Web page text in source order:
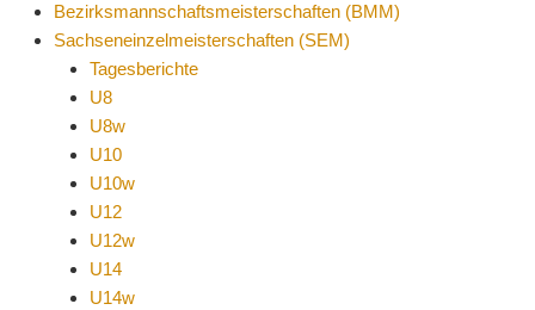
Bezirksmannschaftsmeisterschaften (BMM)
Sachseneinzelmeisterschaften (SEM)
Tagesberichte
U8
U8w
U10
U10w
U12
U12w
U14
U14w